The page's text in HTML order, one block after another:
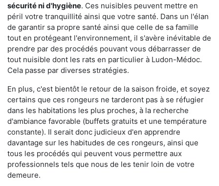
sécurité ni d'hygiène. Ces nuisibles peuvent mettre en
péril votre tranquillité ainsi que votre santé. Dans un l'élan
de garantir sa propre santé ainsi que celle de sa famille
tout en protégeant l'environnement, il s'avère inévitable de
prendre par des procédés pouvant vous débarrasser de
tout nuisible dont les rats en particulier à Ludon-Médoc.
Cela passe par diverses stratégies.
En plus, c'est bientôt le retour de la saison froide, et soyez
certains que ces rongeurs ne tarderont pas à se réfugier
dans les habitations les plus proches, à la recherche
d'ambiance favorable (buffets gratuits et une température
constante). Il serait donc judicieux d'en apprendre
davantage sur les habitudes de ces rongeurs, ainsi que
tous les procédés qui peuvent vous permettre aux
professionnels tels que nous de les tenir loin de votre
demeure.